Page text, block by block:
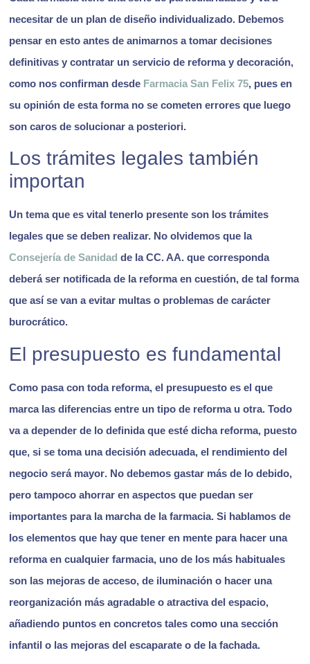
necesitar de un plan de diseño individualizado. Debemos
pensar en esto antes de animarnos a tomar decisiones
definitivas y contratar un servicio de reforma y decoración,
como nos confirman desde Farmacia San Felix 75, pues en
su opinión de esta forma no se cometen errores que luego
son caros de solucionar a posteriori.
Los trámites legales también
importan
Un tema que es vital tenerlo presente son los trámites
legales que se deben realizar. No olvidemos que la
Consejería de Sanidad de la CC. AA. que corresponda
deberá ser notificada de la reforma en cuestión, de tal forma
que así se van a evitar multas o problemas de carácter
burocrático.
El presupuesto es fundamental
Como pasa con toda reforma, el presupuesto es el que
marca las diferencias entre un tipo de reforma u otra. Todo
va a depender de lo definida que esté dicha reforma, puesto
que, si se toma una decisión adecuada, el rendimiento del
negocio será mayor. No debemos gastar más de lo debido,
pero tampoco ahorrar en aspectos que puedan ser
importantes para la marcha de la farmacia. Si hablamos de
los elementos que hay que tener en mente para hacer una
reforma en cualquier farmacia, uno de los más habituales
son las mejoras de acceso, de iluminación o hacer una
reorganización más agradable o atractiva del espacio,
añadiendo puntos en concretos tales como una sección
infantil o las mejoras del escaparate o de la fachada.